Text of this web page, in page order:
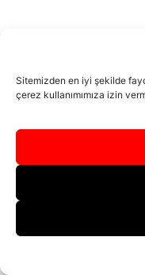
Sitemizden en iyi şekilde
çerez kullanımımıza izin